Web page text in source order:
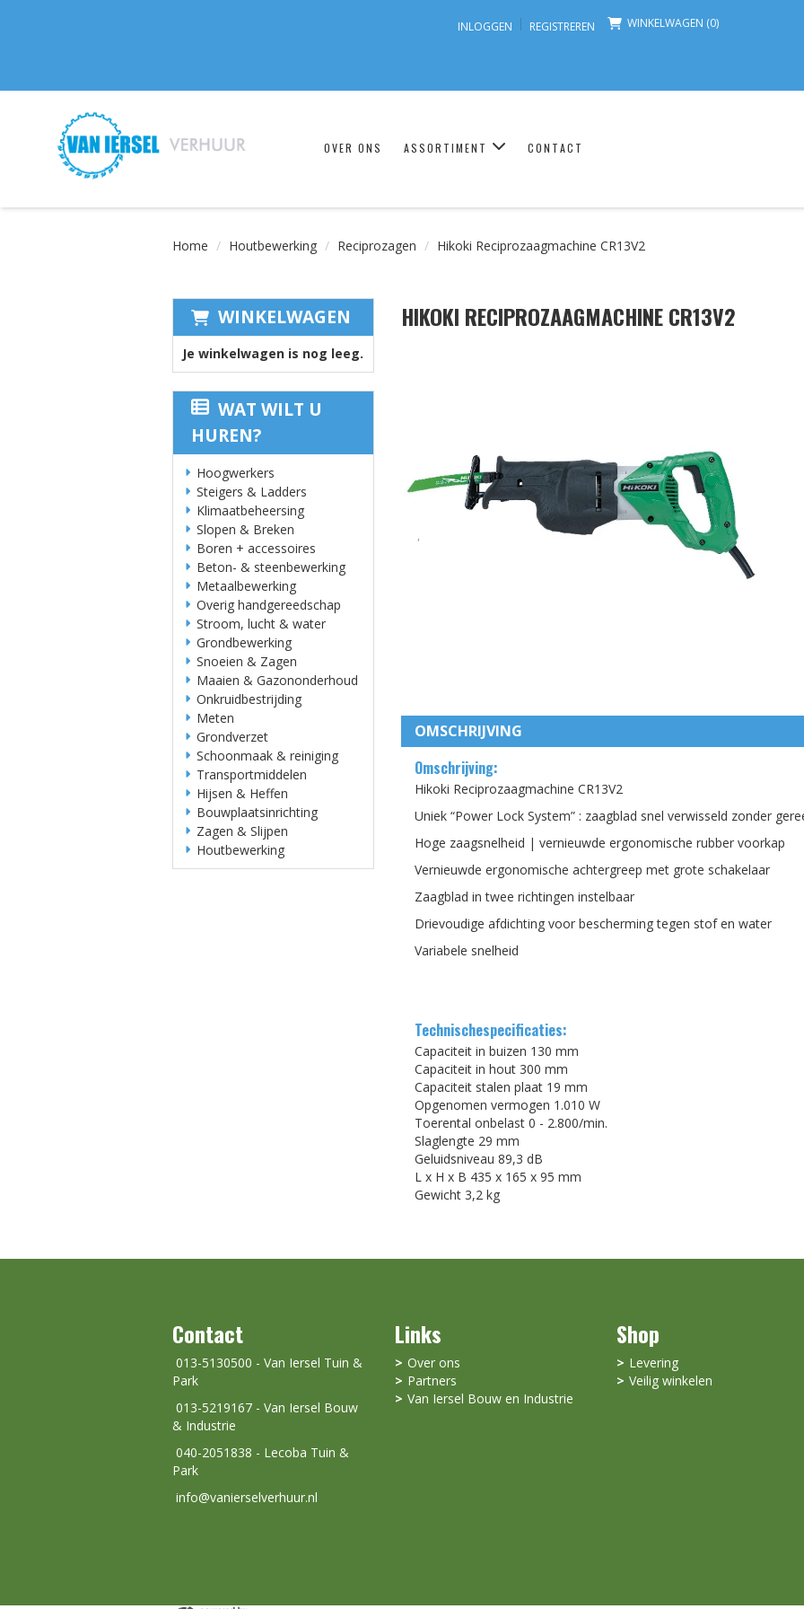
INLOGGEN REGISTREREN WINKELWAGEN (0)
OVER ONS ASSORTIMENT CONTACT
Home Houtbewerking Reciprozagen Hikoki Reciprozaagmachine CR13V2
WINKELWAGEN
Je winkelwagen is nog leeg.
WAT WILT U
HUREN?
Hoogwerkers
Steigers & Ladders
Klimaatbeheersing
Slopen & Breken
Boren + accessoires
Beton- & steenbewerking
Metaalbewerking
Overig handgereedschap
Stroom, lucht & water
Grondbewerking
Snoeien & Zagen
Maaien & Gazononderhoud
Onkruidbestrijding
Meten
Grondverzet
Schoonmaak & reiniging
Transportmiddelen
Hijsen & Heffen
Bouwplaatsinrichting
Zagen & Slijpen
Houtbewerking
HIKOKI RECIPROZAAGMACHINE CR13V2
OMSCHRIJVING
Omschrijving:
Hikoki Reciprozaagmachine CR13V2
Uniek “Power Lock System” : zaagblad snel verwisseld zonder
Hoge zaagsnelheid | vernieuwde ergonomische rubber voorkap
Vernieuwde ergonomische achtergreep met grote schakelaar
Zaagblad in twee richtingen instelbaar
Drievoudige afdichting voor bescherming tegen stof en water
Variabele snelheid
Technischespecificaties:
Capaciteit in buizen 130 mm
Capaciteit in hout 300 mm
Capaciteit stalen plaat 19 mm
Opgenomen vermogen 1.010 W
Toerental onbelast 0 - 2.800/min.
Slaglengte 29 mm
Geluidsniveau 89,3 dB
L x H x B 435 x 165 x 95 mm
Gewicht 3,2 kg
Links
Over ons
Partners
Van Iersel Bouw en Industrie
Shop
Levering
Veilig winkelen
Contact
013-5130500 - Van Iersel Tuin &
Park
013-5219167 - Van Iersel Bouw
& Industrie
040-2051838 - Lecoba Tuin &
Park
info@vanierselverhuur.nl